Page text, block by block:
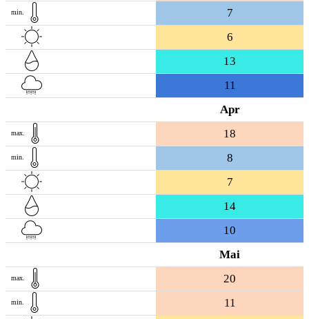
min.
7
6
13
11
Apr
max. 18
min.
8
7
14
10
Mai
max. 20
min.
11